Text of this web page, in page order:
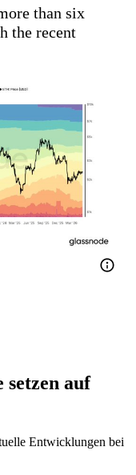
than six
the recent
setzen auf
Entwicklungen bei